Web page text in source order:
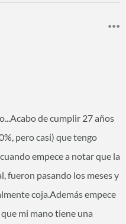
de cumplir 27 años
pero casi) que tengo
empece a notar que la
fueron pasando los meses y
coja.Además empece
mi mano tiene una